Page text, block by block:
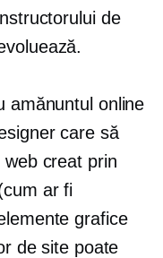
de
amănuntul online
care să
creat prin
ar fi
grafice
de site poate